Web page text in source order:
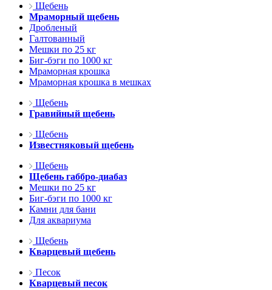
Щебень
Мраморный щебень
Дробленый
Галтованный
Мешки по 25 кг
Биг-бэги по 1000 кг
Мраморная крошка
Мраморная крошка в мешках
Щебень
Гравийный щебень
Щебень
Известняковый щебень
Щебень
Щебень габбро-диабаз
Мешки по 25 кг
Биг-бэги по 1000 кг
Камни для бани
Для аквариума
Щебень
Кварцевый щебень
Песок
Кварцевый песок